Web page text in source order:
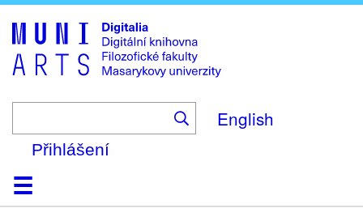
to
main
content
English
Přihlášení
DomůKolekce
Prohlížení
Vyhledávání
O platformě
Nápověda
KontaktDigitalia